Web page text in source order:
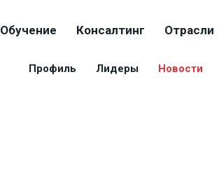
Обучение Консалтинг Отрасли
Профиль Лидеры Новости